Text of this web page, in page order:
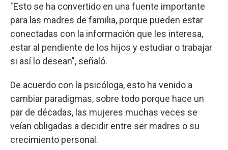
"Esto se ha convertido en una fuente importante
para las madres de familia, porque pueden estar
conectadas con la información que les interesa,
estar al pendiente de los hijos y estudiar o trabajar
si así lo desean", señaló.
De acuerdo con la psicóloga, esto ha venido a
cambiar paradigmas, sobre todo porque hace un
par de décadas, las mujeres muchas veces se
veían obligadas a decidir entre ser madres o su
crecimiento personal.